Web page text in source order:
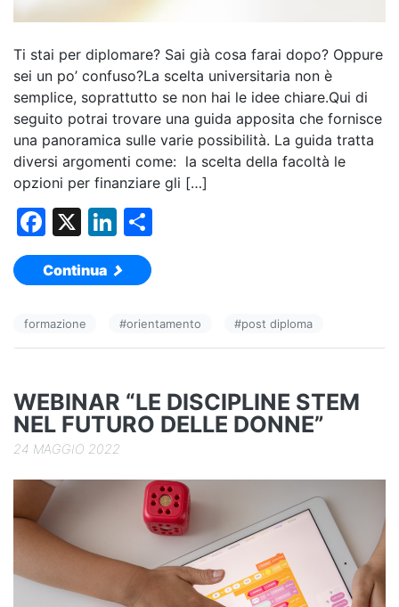
Ti stai per diplomare? Sai già cosa farai dopo? Oppure
sei un po’ confuso?La scelta universitaria non è
semplice, soprattutto se non hai le idee chiare.Qui di
seguito potrai trovare una guida apposita che fornisce
una panoramica sulle varie possibilità. La guida tratta
diversi argomenti come: la scelta della facoltà le
opzioni per finanziare gli […]
F
a
c
b
o
k
X
Li
n
k
dI vi
Continua
formazione #orientamento #post diploma
WEBINAR “LE DISCIPLINE STEM
NEL FUTURO DELLE DONNE”
24 MAGGIO 2022